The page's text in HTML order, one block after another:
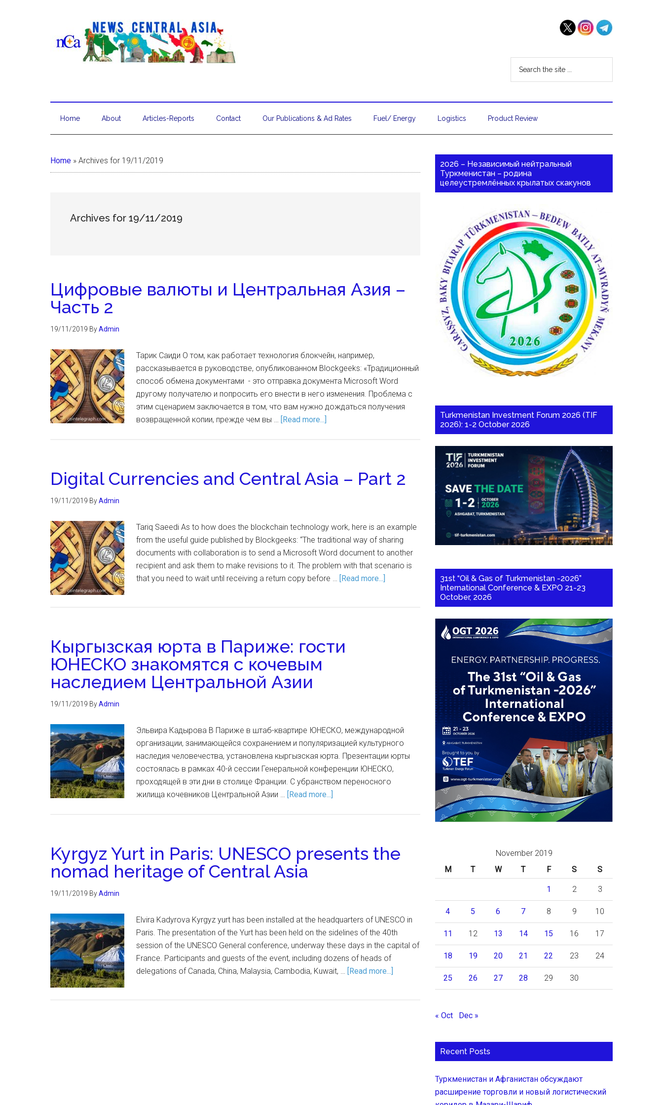
Home About Articles-Reports Contact Our Publications & Ad Rates Fuel/ Energy Logistics Product Review
Home » Archives for 19/11/2019
Archives for 19/11/2019
Цифровые валюты и Центральная Азия –
Часть 2
19/11/2019 ByAdmin
Тарик Саиди О том, как работает технология блокчейн, например,
рассказывается в руководстве, опубликованном Blockgeeks: «Традиционный
способ обмена документами - это отправка документа Microsoft Word
другому получателю и попросить его внести в него изменения. Проблема с
этим сценарием заключается в том, что вам нужно дождаться получения
возвращенной копии, прежде чем вы … [Read more...]
Digital Currencies and Central Asia – Part 2
19/11/2019 ByAdmin
Tariq Saeedi As to how does the blockchain technology work, here is an example
from the useful guide published by Blockgeeks: “The traditional way of sharing
documents with collaboration is to send a Microsoft Word document to another
recipient and ask them to make revisions to it. The problem with that scenario is
that you need to wait until receiving a return copy before … [Read more...]
Кыргызская юрта в Париже: гости
ЮНЕСКО знакомятся с кочевым
наследием Центральной Азии
19/11/2019 ByAdmin
Эльвира Кадырова В Париже в штаб-квартире ЮНЕСКО, международной
организации, занимающейся сохранением и популяризацией культурного
наследия человечества, установлена кыргызская юрта. Презентации юрты
состоялась в рамках 40-й сессии Генеральной конференции ЮНЕСКО,
проходящей в эти дни в столице Франции. С убранством переносного
жилища кочевников Центральной Азии … [Read more...]
Kyrgyz Yurt in Paris: UNESCO presents the
nomad heritage of Central Asia
19/11/2019 ByAdmin
Elvira Kadyrova Kyrgyz yurt has been installed at the headquarters of UNESCO in
Paris. The presentation of the Yurt has been held on the sidelines of the 40th
session of the UNESCO General conference, underway these days in the capital of
France. Participants and guests of the event, including dozens of heads of
delegations of Canada, China, Malaysia, Cambodia, Kuwait, … [Read more...]
2026 – Независимый нейтральный
Туркменистан – родина
целеустремлённых крылатых скакунов
Turkmenistan Investment Forum 2026 (TIF
2026): 1-2 October 2026
31st “Oil & Gas of Turkmenistan -2026”
International Conference & EXPO 21-23
October, 2026
November 2019
M
T W T F S S
1 2 3
4 5 6 7 8 9 10
11 12 13 14 15 16 17
18 19 20 21 22 23 24
25 26 27 28 29 30
« Oct Dec »
Recent Posts
Туркменистан и Афганистан обсуждают
расширение торговли и новый логистический